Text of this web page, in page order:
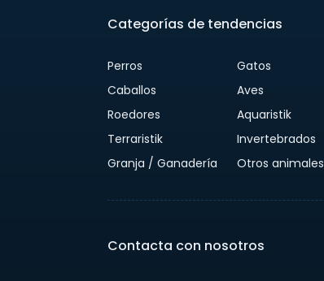
Categorías de tendencias
Perros
Gatos
Caballos
Aves
Roedores
Aquaristik
Terraristik
Invertebrados
Granja / Ganadería
Otros animales
Contacta con nosotros